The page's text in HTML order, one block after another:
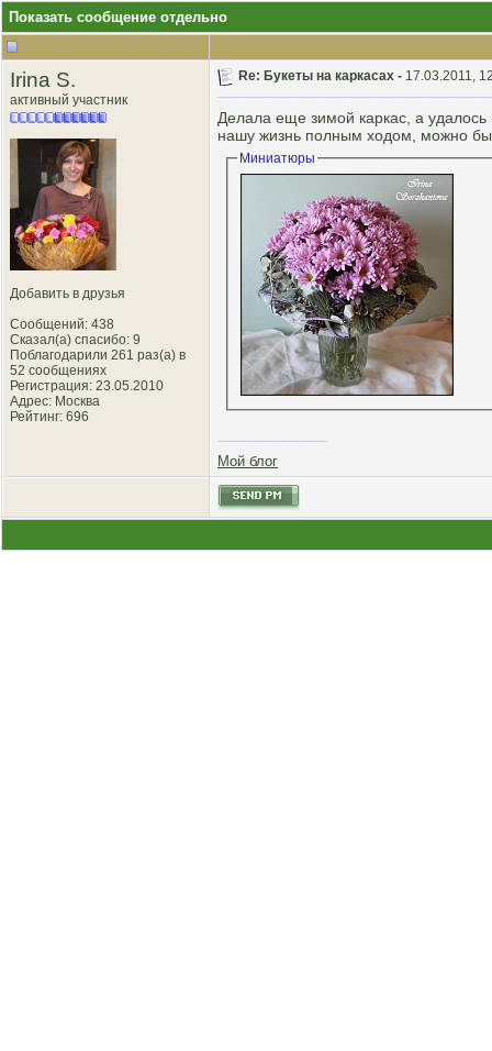
Показать сообщение отдельно
Irina S.
активный участник
Добавить в друзья
Сообщений: 438
Сказал(а) спасибо: 9
Поблагодарили 261 раз(а) в
52 сообщениях
Регистрация: 23.05.2010
Адрес: Москва
Рейтинг: 696
Re: Букеты на каркасах - 17.03.2011,
Делала еще зимой каркас, а
нашу жизнь полным ходом, можно
Миниатюры
Мой блог